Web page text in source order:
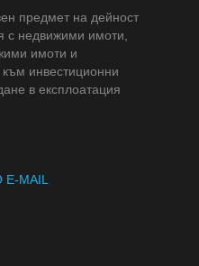
предмет на дейност
с недвижими имоти,
имоти и
инвестиционни
в експлоатация
MAIL